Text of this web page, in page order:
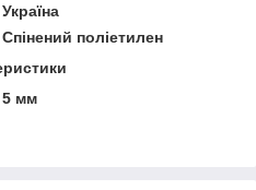
Україна
Спінений поліетилен
5 мм